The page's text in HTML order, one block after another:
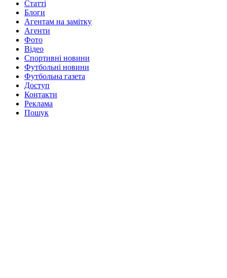
Статті
Блоги
Агентам на замітку
Агенти
Фото
Відео
Спортивні новини
Футбольні новини
Футбольна газета
Доступ
Контакти
Реклама
Пошук